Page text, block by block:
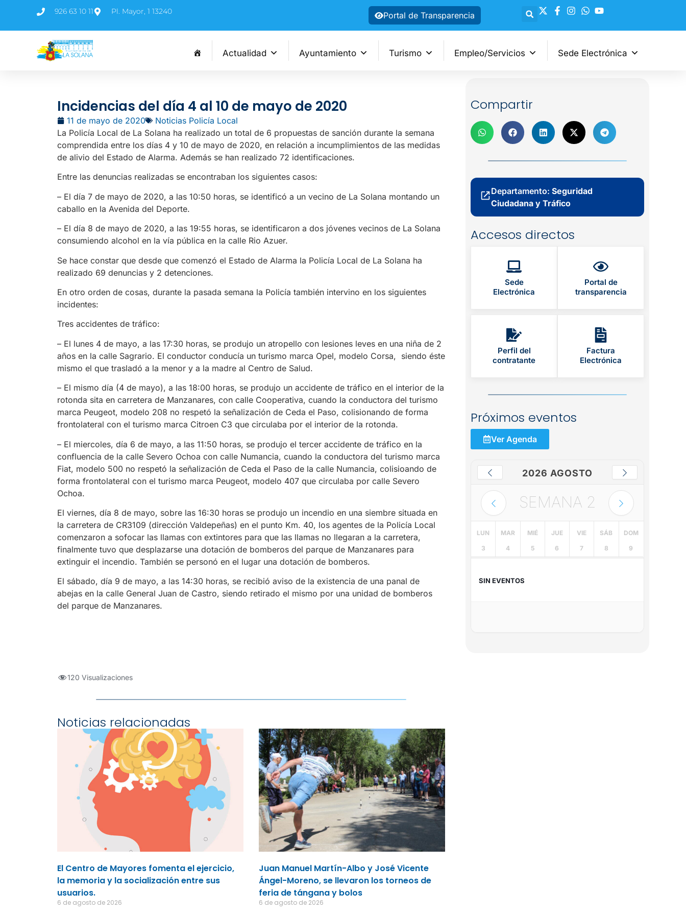
926 63 10 11 Pl. Mayor, 1 13240 Portal de Transparencia
Actualidad Ayuntamiento Turismo Empleo/Servicios Sede Electrónica
Incidencias del día 4 al 10 de mayo de 2020
11 de mayo de 2020
Noticias Policía Local
La Policía Local de La Solana ha realizado un total de 6 propuestas de sanción durante la semana
comprendida entre los días 4 y 10 de mayo de 2020, en relación a incumplimientos de las medidas
de alivio del Estado de Alarma. Además se han realizado 72 identificaciones.
Entre las denuncias realizadas se encontraban los siguientes casos:
– El día 7 de mayo de 2020, a las 10:50 horas, se identificó a un vecino de La Solana montando un
caballo en la Avenida del Deporte.
– El día 8 de mayo de 2020, a las 19:55 horas, se identificaron a dos jóvenes vecinos de La Solana
consumiendo alcohol en la vía pública en la calle Rio Azuer.
Se hace constar que desde que comenzó el Estado de Alarma la Policía Local de La Solana ha
realizado 69 denuncias y 2 detenciones.
En otro orden de cosas, durante la pasada semana la Policía también intervino en los siguientes
incidentes:
Tres accidentes de tráfico:
– El lunes 4 de mayo, a las 17:30 horas, se produjo un atropello con lesiones leves en una niña de 2
años en la calle Sagrario. El conductor conducía un turismo marca Opel, modelo Corsa, siendo éste
mismo el que trasladó a la menor y a la madre al Centro de Salud.
– El mismo día (4 de mayo), a las 18:00 horas, se produjo un accidente de tráfico en el interior de la
rotonda sita en carretera de Manzanares, con calle Cooperativa, cuando la conductora del turismo
marca Peugeot, modelo 208 no respetó la señalización de Ceda el Paso, colisionando de forma
frontolateral con el turismo marca Citroen C3 que circulaba por el interior de la rotonda.
– El miercoles, día 6 de mayo, a las 11:50 horas, se produjo el tercer accidente de tráfico en la
confluencia de la calle Severo Ochoa con calle Numancia, cuando la conductora del turismo marca
Fiat, modelo 500 no respetó la señalización de Ceda el Paso de la calle Numancia, colisioando de
forma frontolateral con el turismo marca Peugeot, modelo 407 que circulaba por calle Severo
Ochoa.
El viernes, día 8 de mayo, sobre las 16:30 horas se produjo un incendio en una siembre situada en
la carretera de CR3109 (dirección Valdepeñas) en el punto Km. 40, los agentes de la Policía Local
comenzaron a sofocar las llamas con extintores para que las llamas no llegaran a la carretera,
finalmente tuvo que desplazarse una dotación de bomberos del parque de Manzanares para
extinguir el incendio. También se personó en el lugar una dotación de bomberos.
El sábado, día 9 de mayo, a las 14:30 horas, se recibió aviso de la existencia de una panal de
abejas en la calle General Juan de Castro, siendo retirado el mismo por una unidad de bomberos
del parque de Manzanares.
120 Visualizaciones
Noticias relacionadas
El Centro de Mayores fomenta el ejercicio,
la memoria y la socialización entre sus
usuarios.
6 de agosto de 2026
Juan Manuel Martín-Albo y José Vicente
Ángel-Moreno, se llevaron los torneos de
feria de tángana y bolos
6 de agosto de 2026
Compartir
Departamento: Seguridad
Ciudadana y Tráfico
Accesos directos
Sede
Electrónica
Portal de
transparencia
Perfil del
contratante
Factura
Electrónica
Próximos eventos
Ver Agenda
2026 AGOSTO
SEMANA 2
LUN
3
MAR
4
MIÉ
5
JUE
6
VIE
7
SÁB
8
DOM
9
SIN EVENTOS